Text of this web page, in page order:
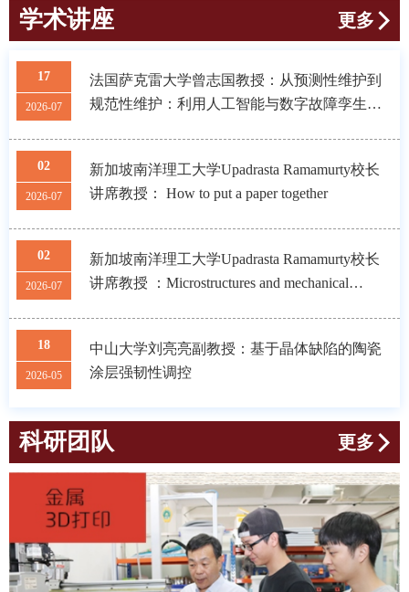
学术讲座 更多
17
2026-07
法国萨克雷大学曾志国教授：从预测性维护到
规范性维护：利用人工智能与数字故障孪生赋
02
2026-07
新加坡南洋理工大学Upadrasta Ramamurty校长
讲席教授： How to put a paper together
02
2026-07
新加坡南洋理工大学Upadrasta Ramamurty校长
讲席教授 ：Microstructures and mechanical
18
2026-05
中山大学刘亮亮副教授：基于晶体缺陷的陶瓷
涂层强韧性调控
科研团队 更多